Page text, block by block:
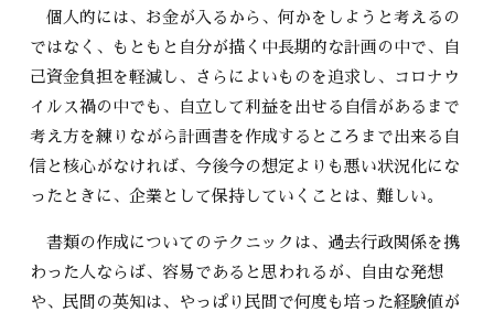
個人的には、お金が入るから、何かをしようと考えるの
ではなく、もともと自分が描く中長期的な計画の中で、自
己資金負担を軽減し、さらによいものを追求し、コロナウ
イルス禍の中でも、自立して利益を出せる自信があるまで
考え方を練りながら計画書を作成するところまで出来る自
信と核心がなければ、今後今の想定よりも悪い状況化にな
ったときに、企業として保持していくことは、難しい。
書類の作成についてのテクニックは、過去行政関係を携
わった人ならば、容易であると思われるが、自由な発想
や、民間の英知は、やっぱり民間で何度も培った経験値が